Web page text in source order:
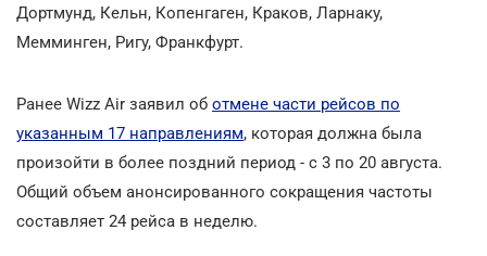
Дортмунд, Кельн, Копенгаген, Краков, Ларнаку,
Мемминген, Ригу, Франкфурт.
Ранее Wizz Air заявил об отмене части рейсов по
указанным 17 направлениям, которая должна была
произойти в более поздний период - с 3 по 20 августа.
Общий объем анонсированного сокращения частоты
составляет 24 рейса в неделю.